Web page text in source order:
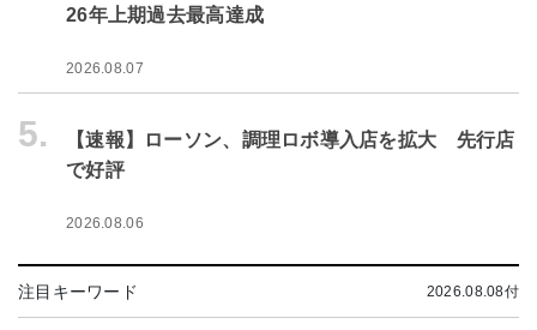
26年上期過去最高達成
2026.08.07
5.
【速報】ローソン、調理ロボ導入店を拡大 先行店
で好評
2026.08.06
注目キーワード 2026.08.08付